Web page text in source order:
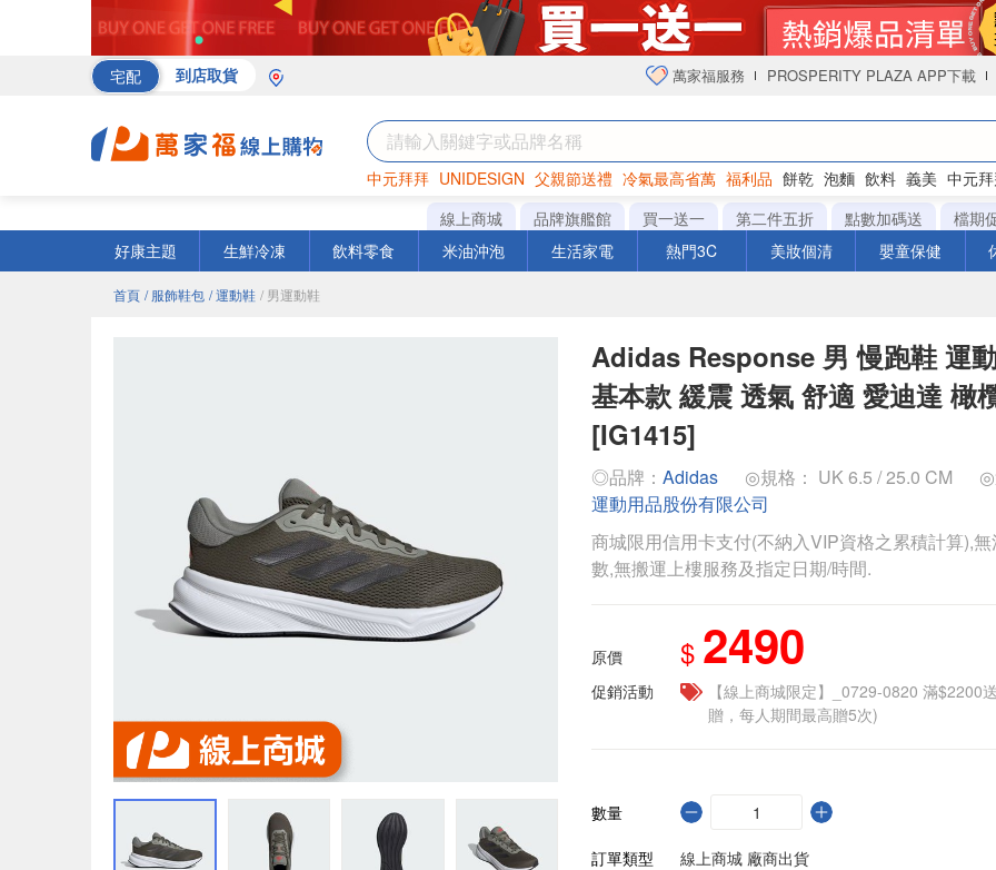
宅配 到店取貨 萬家福服務 PROSPERITY PLAZA APP下載
中元拜拜 UNIDESIGN 父親節送禮 冷氣最高省萬 福利品 餅乾 泡麵 飲料 義美 中元
海苔 巧克力 衛生紙
線上商城 品牌旗艦館 買一送一 第二件五折 點數加碼送
檔期
好康主題
生鮮冷凍 飲料零食 米油沖泡 生活家電 熱門3C 美妝個清 嬰童保健
首頁 / 服飾鞋包 / 運動鞋 / 男運動鞋
Adidas Response 男 慢跑鞋 運
基本款 緩震 透氣 舒適 愛迪達 橄
[IG1415]
◎品牌： Adidas ◎規格： UK 6.5 / 25.0 CM
◎
運動用品股份有限公司
商城限用信用卡支付(不納入VIP資格之累積計算),
數,無搬運上樓服務及指定日期/時間.
原價 $ 2490
促銷活動
【線上商城限定】_0729-0820 滿$2200
贈，每人期間最高贈5次)
數量
訂單類型
線上商城 廠商出貨